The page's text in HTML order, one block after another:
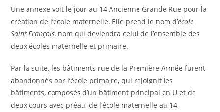
Une annexe voit le jour au 14 Ancienne Grande Rue pour la
création de l’école maternelle. Elle prend le nom d’école
Saint François, nom qui deviendra celui de l’ensemble des
deux écoles maternelle et primaire.
Par la suite, les bâtiments rue de la Première Armée furent
abandonnés par l’école primaire, qui rejoignit les
bâtiments, composés d’un bâtiment principal en U et de
deux cours avec préau, de l’école maternelle au 14